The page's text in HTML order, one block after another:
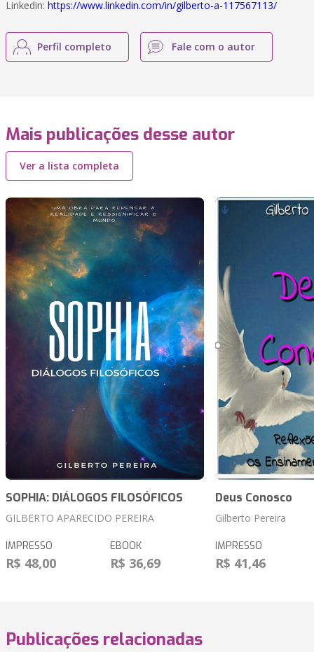
Linkedin: https://www.linkedin.com/in/gilberto-a-117567113/
Perfil completo Fale com o autor
Mais publicações desse autor
Ver a lista completa
SOPHIA: DIÁLOGOS FILOSÓFICOS
GILBERTO APARECIDO PEREIRA
IMPRESSO
R$ 48,00
EBOOK
R$ 36,69
Deus Conosco
Gilberto Pereira
IMPRESSO
R$ 41,46
Publicações relacionadas